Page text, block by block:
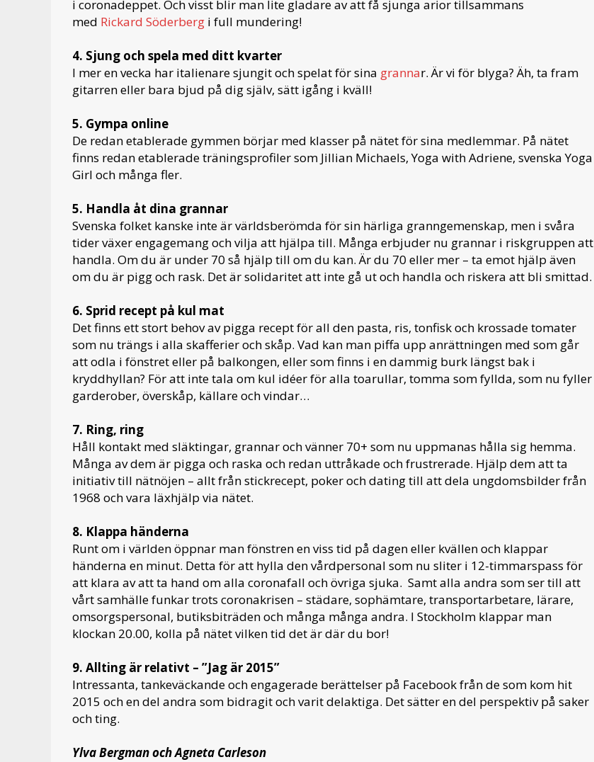
i coronadeppet. Och visst blir man lite gladare av att få sjunga arior tillsammans
med Rickard Söderberg i full mundering!
4. Sjung och spela med ditt kvarter
I mer en vecka har italienare sjungit och spelat för sina grannar. Är vi för blyga? Äh, ta fram
gitarren eller bara bjud på dig själv, sätt igång i kväll!
5. Gympa online
De redan etablerade gymmen börjar med klasser på nätet för sina medlemmar. På nätet
finns redan etablerade träningsprofiler som Jillian Michaels, Yoga with Adriene, svenska Yoga
Girl och många fler.
5. Handla åt dina grannar
Svenska folket kanske inte är världsberömda för sin härliga granngemenskap, men i svåra
tider växer engagemang och vilja att hjälpa till. Många erbjuder nu grannar i riskgruppen att
handla. Om du är under 70 så hjälp till om du kan. Är du 70 eller mer – ta emot hjälp även
om du är pigg och rask. Det är solidaritet att inte gå ut och handla och riskera att bli smittad.
6. Sprid recept på kul mat
Det finns ett stort behov av pigga recept för all den pasta, ris, tonfisk och krossade tomater
som nu trängs i alla skafferier och skåp. Vad kan man piffa upp anrättningen med som går
att odla i fönstret eller på balkongen, eller som finns i en dammig burk längst bak i
kryddhyllan? För att inte tala om kul idéer för alla toarullar, tomma som fyllda, som nu fyller
garderober, överskåp, källare och vindar…
7. Ring, ring
Håll kontakt med släktingar, grannar och vänner 70+ som nu uppmanas hålla sig hemma.
Många av dem är pigga och raska och redan uttråkade och frustrerade. Hjälp dem att ta
initiativ till nätnöjen – allt från stickrecept, poker och dating till att dela ungdomsbilder från
1968 och vara läxhjälp via nätet.
8. Klappa händerna
Runt om i världen öppnar man fönstren en viss tid på dagen eller kvällen och klappar
händerna en minut. Detta för att hylla den vårdpersonal som nu sliter i 12-timmarspass för
att klara av att ta hand om alla coronafall och övriga sjuka. Samt alla andra som ser till att
vårt samhälle funkar trots coronakrisen – städare, sophämtare, transportarbetare, lärare,
omsorgspersonal, butiksbiträden och många många andra. I Stockholm klappar man
klockan 20.00, kolla på nätet vilken tid det är där du bor!
9. Allting är relativt – ”Jag är 2015”
Intressanta, tankeväckande och engagerade berättelser på Facebook från de som kom hit
2015 och en del andra som bidragit och varit delaktiga. Det sätter en del perspektiv på saker
och ting.
Ylva Bergman och Agneta Carleson